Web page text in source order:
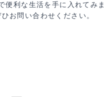
便利な生活を手に入れてみま
お問い合わせください。